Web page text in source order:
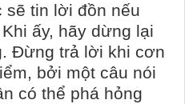
tin lời đồn nếu
ấy, hãy dừng lại
Đừng trả lời khi cơn
bởi một câu nói
có thể phá hỏng